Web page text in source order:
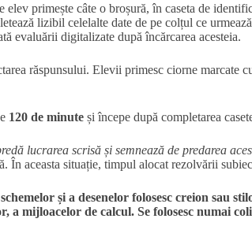
elev primește câte o broșură, în caseta de
lizibil celelalte date de pe colțul ce
evaluării digitalizate după încărcarea acesteia.
răspunsului. Elevii primesc ciorne marcate
120 de minute și începe după completarea
lucrarea scrisă și semnează de predarea
În aceasta situație, timpul alocat rezolvării
și a desenelor folosesc creion sau
a mijloacelor de calcul. Se folosesc numai